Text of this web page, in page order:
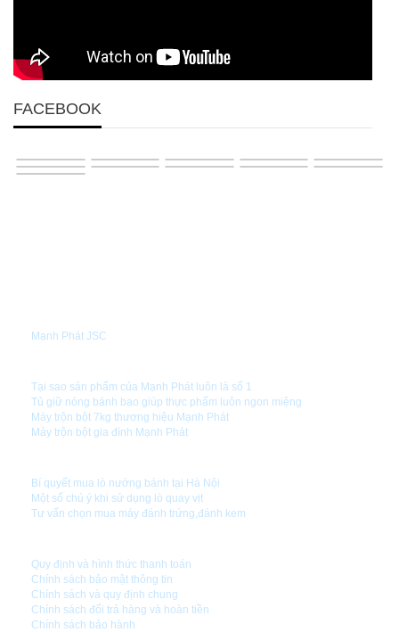
FACEBOOK
Mạnh Phát JSC
Tại sao sản phẩm của Mạnh Phát luôn là số 1
Tủ giữ nóng bánh bao giúp thực phẩm luôn ngon miệng
Máy trộn bột 7kg thương hiệu Mạnh Phát
Máy trộn bột gia đình Mạnh Phát
Bí quyết mua lò nướng bánh tại Hà Nội
Một số chú ý khi sử dụng lò quay vịt
Tư vấn chọn mua máy đánh trứng,đánh kem
Quy định và hình thức thanh toán
Chính sách bảo mật thông tin
Chính sách và quy định chung
Chính sách đổi trả hàng và hoàn tiền
Chính sách bảo hành